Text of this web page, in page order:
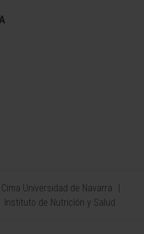
Cima Universidad de Navarra
Instituto de Nutrición y Salud